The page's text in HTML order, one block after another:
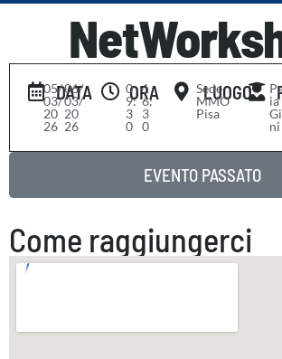
DATA
05/
03/
20
26
-06/
03/
20
26
ORA
0
9:
3
0
-1
6:
3
0
LUOGO
Sede
MMO
Pisa
ia
ni
EVENTO PASSATO
Come raggiungerci